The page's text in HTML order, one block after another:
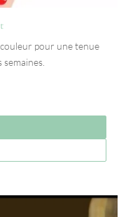
pour une tenue